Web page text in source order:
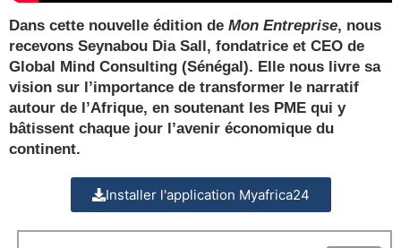
Dans cette nouvelle édition de Mon Entreprise, nous
recevons Seynabou Dia Sall, fondatrice et CEO de
Global Mind Consulting (Sénégal). Elle nous livre sa
vision sur l’importance de transformer le narratif
autour de l’Afrique, en soutenant les PME qui y
bâtissent chaque jour l’avenir économique du
continent.
Installer l'application Myafrica24